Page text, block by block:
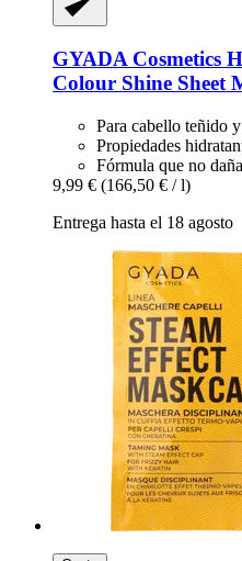
GYADA Cosmetics
Colour Shine Sheet
Para cabello teñido
Propiedades
Fórmula que no
9,99 € (166,50 € / l)
Entrega hasta el 18 agosto